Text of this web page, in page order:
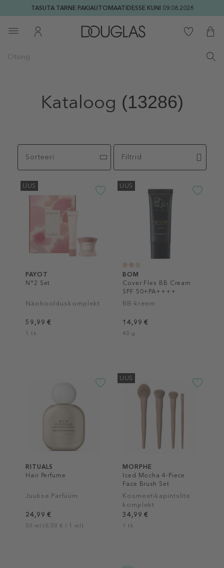
TASUTA TARNE PAKIAUTOMAATIDESSE KUNI 09.08.2026
Kataloog (13286)
Sorteeri Filtrid
UUS
PAYOT
N°2 Set
Näohoolduskomplekt
59,99 €
1 tk
UUS
BOM
Cover Flex BB Cream
SPF 50+PA++++
BB-kreem
14,99 €
40 g
RITUALS
Hair Perfume
Juukse Parfüüm
24,99 €
50 ml (0,50 € / 1 ml)
UUS
MORPHE
Iced Mocha 4-Piece
Face Brush Set
Kosmeetikapintslite
komplekt
34,99 €
1 tk